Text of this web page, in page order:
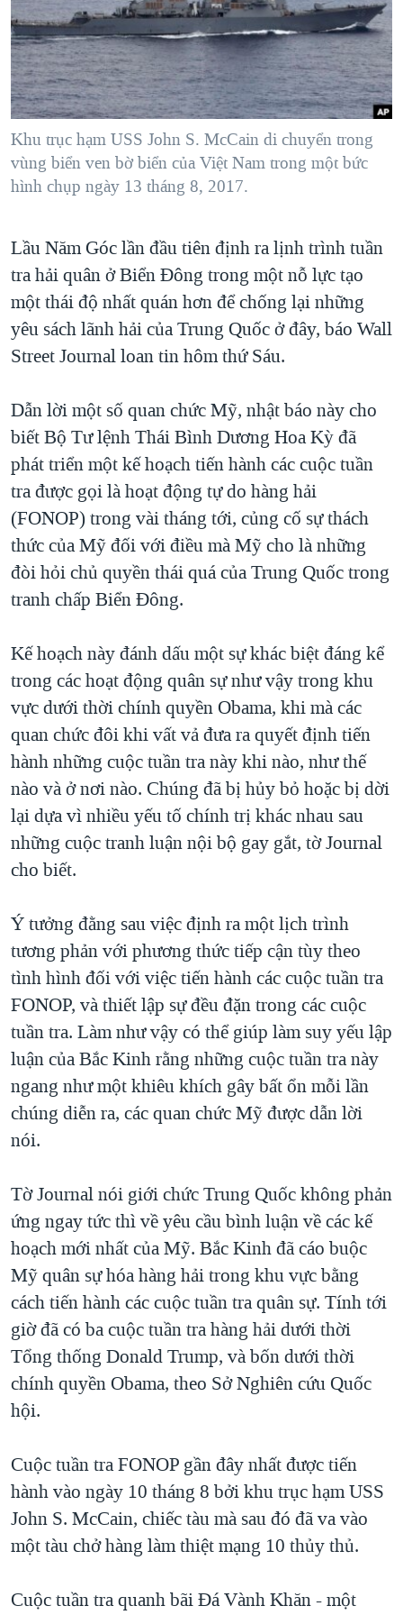
"Tìm"NGƯỜI VIỆT HẢI NGOẠI
ĐỜI SỐNG
KINH TẾ
KHOA HỌC
SỨC KHOẺ
VĂN HOÁ
GIÁO DỤC
TẠI
HÀNH TRÌNH BẦU CỬ 2024
MỘT NĂM CHIẾN TRANH TẠI DẢI GAZA
GIẢI MÃ VÀNH ĐAI & CON ĐƯỜNG
NGÀY TỊ NẠN THẾ GIỚI
TRỊNH VĨNH BÌNH - NGƯỜI HẠ 'BÊN THẮNG CUỘC'
GROUND ZERO – XƯA VÀ NAY
CÁC GIÁ TRỊ CỘNG HÒA Ở VIỆT NAM
THƯỢNG ĐỈNH TRUMP-KIM TẠI VIỆT NAM
TRỊNH VĨNH BÌNH VS. CHÍNH PHỦ VIỆT NAM
NGƯ DÂN VIỆT VÀ LÀN SÓNG TRỘM HẢI SÂM
VIDEO
NGHE
MẠNG XÃ HỘI
Ngôn ngữ khác
Khu trục hạm USS John S. McCain di chuyển trong
vùng biển ven bờ biển của Việt Nam trong một bức
hình chụp ngày 13 tháng 8, 2017.
Lầu Năm Góc lần đầu tiên định ra lịnh trình tuần
tra hải quân ở Biển Đông trong một nỗ lực tạo
một thái độ nhất quán hơn để chống lại những
yêu sách lãnh hải của Trung Quốc ở đây, báo Wall
Street Journal loan tin hôm thứ Sáu.
Dẫn lời một số quan chức Mỹ, nhật báo này cho
biết Bộ Tư lệnh Thái Bình Dương Hoa Kỳ đã
phát triển một kế hoạch tiến hành các cuộc tuần
tra được gọi là hoạt động tự do hàng hải
(FONOP) trong vài tháng tới, củng cố sự thách
thức của Mỹ đối với điều mà Mỹ cho là những
đòi hỏi chủ quyền thái quá của Trung Quốc trong
tranh chấp Biển Đông.
Kế hoạch này đánh dấu một sự khác biệt đáng kể
trong các hoạt động quân sự như vậy trong khu
vực dưới thời chính quyền Obama, khi mà các
quan chức đôi khi vất vả đưa ra quyết định tiến
hành những cuộc tuần tra này khi nào, như thế
nào và ở nơi nào. Chúng đã bị hủy bỏ hoặc bị dời
lại dựa vì nhiều yếu tố chính trị khác nhau sau
những cuộc tranh luận nội bộ gay gắt, tờ Journal
cho biết.
Ý tưởng đằng sau việc định ra một lịch trình
tương phản với phương thức tiếp cận tùy theo
tình hình đối với việc tiến hành các cuộc tuần tra
FONOP, và thiết lập sự đều đặn trong các cuộc
tuần tra. Làm như vậy có thể giúp làm suy yếu lập
luận của Bắc Kinh rằng những cuộc tuần tra này
ngang như một khiêu khích gây bất ổn mỗi lần
chúng diễn ra, các quan chức Mỹ được dẫn lời
nói.
Tờ Journal nói giới chức Trung Quốc không phản
ứng ngay tức thì về yêu cầu bình luận về các kế
hoạch mới nhất của Mỹ. Bắc Kinh đã cáo buộc
Mỹ quân sự hóa hàng hải trong khu vực bằng
cách tiến hành các cuộc tuần tra quân sự. Tính tới
giờ đã có ba cuộc tuần tra hàng hải dưới thời
Tổng thống Donald Trump, và bốn dưới thời
chính quyền Obama, theo Sở Nghiên cứu Quốc
hội.
Cuộc tuần tra FONOP gần đây nhất được tiến
hành vào ngày 10 tháng 8 bởi khu trục hạm USS
John S. McCain, chiếc tàu mà sau đó đã va vào
một tàu chở hàng làm thiệt mạng 10 thủy thủ.
Cuộc tuần tra quanh bãi Đá Vành Khăn - một